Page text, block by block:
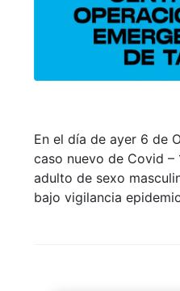
En el día de ayer 6 de
caso nuevo de Covid –
adulto de sexo
bajo vigilancia